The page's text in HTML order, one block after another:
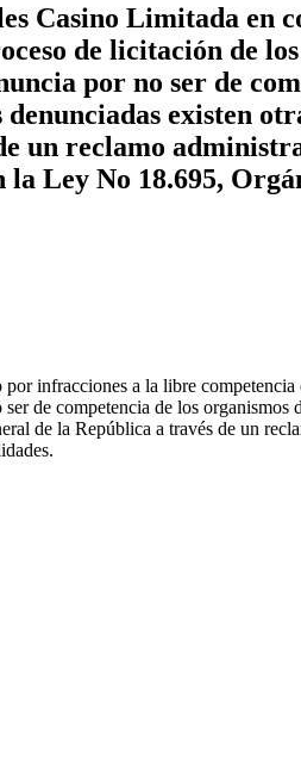
Casino Limitada
de licitación de
por no ser de
existen
un reclamo
Ley No 18.695,
infracciones a la libre
competencia de los organismos
de la República a través de un